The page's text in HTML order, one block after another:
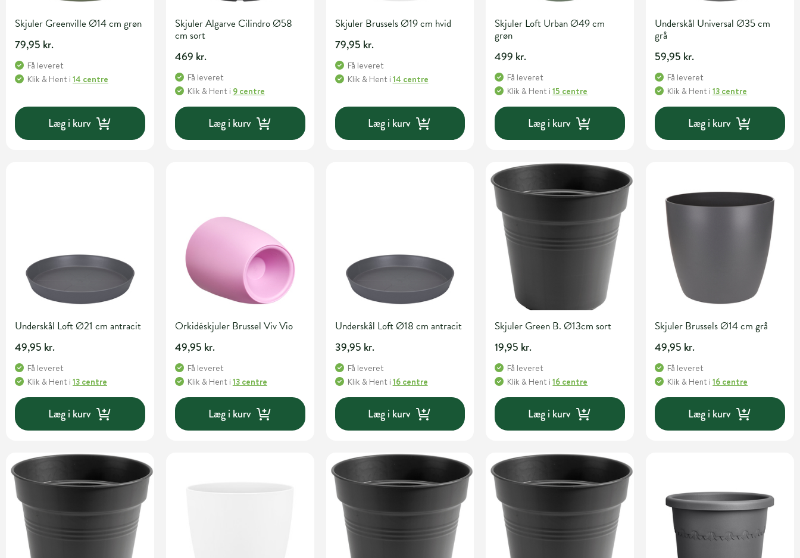
Skjuler Greenville Ø14 cm grøn
79,95 kr.
Få leveret
Klik & Hent i 14 centre
Læg i kurv
Skjuler Algarve Cilindro Ø58
cm sort
469 kr.
Få leveret
Klik & Hent i 9 centre
Læg i kurv
Skjuler Brussels Ø19 cm hvid
79,95 kr.
Få leveret
Klik & Hent i 14 centre
Læg i kurv
Skjuler Loft Urban Ø49 cm
grøn
499 kr.
Få leveret
Klik & Hent i15 centre
Læg i kurv
Underskål Universal Ø35 cm
grå
59,95 kr.
Få leveret
Klik & Hent i13 centre
Læg i kurv
Underskål Loft Ø21 cm antracit
49,95 kr.
Få leveret
Klik & Hent i 13 centre
Læg i kurv
Orkidéskjuler Brussel Viv Vio
49,95 kr.
Få leveret
Klik & Hent i 13 centre
Læg i kurv
Underskål Loft Ø18 cm antracit
39,95 kr.
Få leveret
Klik & Hent i 16 centre
Læg i kurv
Skjuler Green B. Ø13cm sort
19,95 kr.
Få leveret
Klik & Hent i16 centre
Læg i kurv
Skjuler Brussels Ø14 cm grå
49,95 kr.
Få leveret
Klik & Hent i16 centre
Læg i kurv